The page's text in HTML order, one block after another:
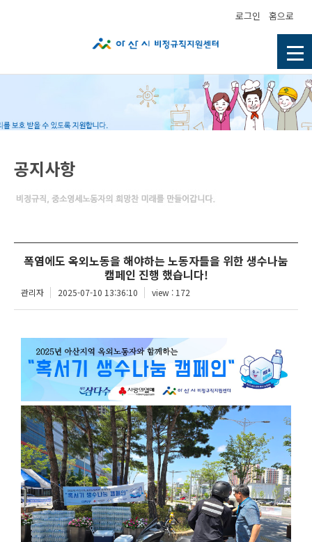
로그인 홈으로
공지사항
폭염에도 옥외노동을 해야하는 노동자들을 위한 생수나눔
캠페인 진행 했습니다!
관리자 2025-07-10 13:36:10 view : 172